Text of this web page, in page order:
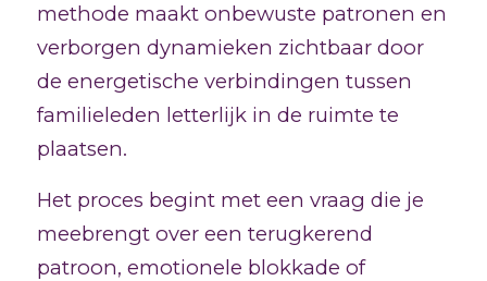
methode maakt onbewuste patronen en
verborgen dynamieken zichtbaar door
de energetische verbindingen tussen
familieleden letterlijk in de ruimte te
plaatsen.
Het proces begint met een vraag die je
meebrengt over een terugkerend
patroon, emotionele blokkade of